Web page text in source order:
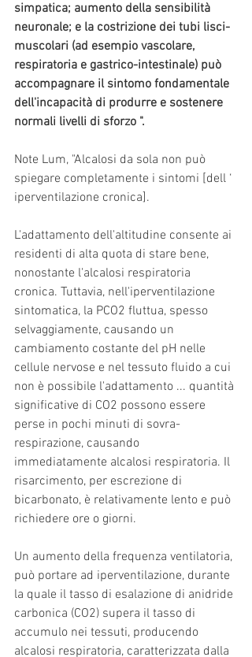
simpatica; aumento della sensibilità
neuronale; e la costrizione dei tubi lisci-
muscolari (ad esempio vascolare,
respiratoria e gastrico-intestinale) può
accompagnare il sintomo fondamentale
dell'incapacità di produrre e sostenere
normali livelli di sforzo ".
Note Lum, "Alcalosi da sola non può
spiegare completamente i sintomi [dell ‘
iperventilazione cronica].
L'adattamento dell'altitudine consente ai
residenti di alta quota di stare bene,
nonostante l'alcalosi respiratoria
cronica. Tuttavia, nell'iperventilazione
sintomatica, la PCO2 fluttua, spesso
selvaggiamente, causando un
cambiamento costante del pH nelle
cellule nervose e nel tessuto fluido a cui
non è possibile l'adattamento ... quantità
significative di CO2 possono essere
perse in pochi minuti di sovra-
respirazione, causando
immediatamente alcalosi respiratoria. Il
risarcimento, per escrezione di
bicarbonato, è relativamente lento e può
richiedere ore o giorni.
Un aumento della frequenza ventilatoria,
può portare ad iperventilazione, durante
la quale il tasso di esalazione di anidride
carbonica (CO2) supera il tasso di
accumulo nei tessuti, producendo
alcalosi respiratoria, caratterizzata dalla